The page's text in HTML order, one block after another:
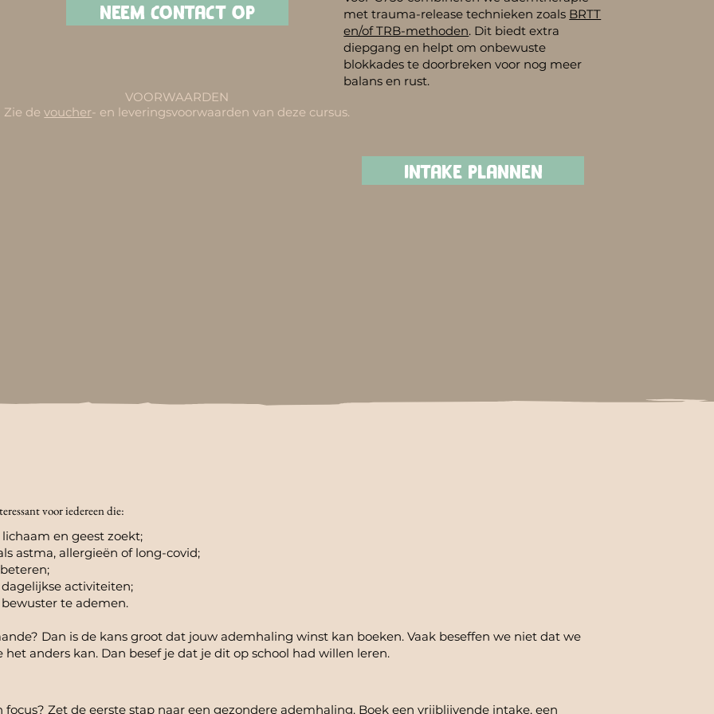
NEEM CONTACT OP
VOORWAARDEN
Zie devoucher- en leveringsvoorwaarden van deze cursus.
met trauma-release technieken zoals BRTT
en/of TRB-methoden. Dit biedt extra
diepgang en helpt om onbewuste
blokkades te doorbreken voor nog meer
balans en rust.
INTAKE PLANNEN
voor iedereen die:
en geest zoekt;
astma, allergieën of long-covid;
activiteiten;
te ademen.
Dan is de kans groot dat jouw ademhaling winst kan boeken. Vaak beseffen we niet dat we
anders kan. Dan besef je dat je dit op school had willen leren.
Zet de eerste stap naar een gezondere ademhaling. Boek een vrijblijvende intake, een